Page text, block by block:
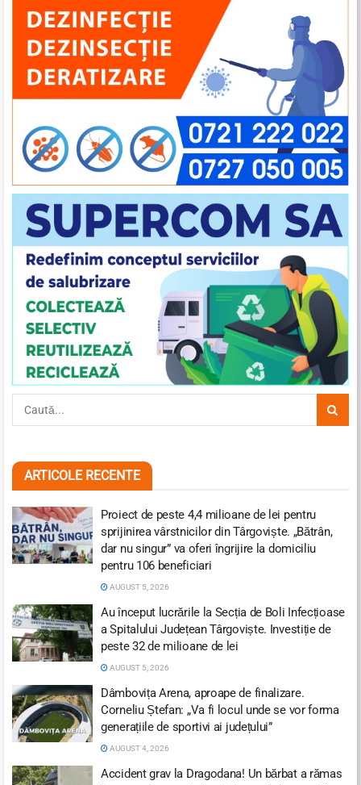
ARTICOLE RECENTE
Proiect de peste 4,4 milioane de lei pentru
sprijinirea vârstnicilor din Târgoviște. „Bătrân,
dar nu singur” va oferi îngrijire la domiciliu
pentru 106 beneficiari
AUGUST 5, 2026
Au început lucrările la Secția de Boli Infecțioase
a Spitalului Județean Târgoviște. Investiție de
peste 32 de milioane de lei
AUGUST 5, 2026
Dâmbovița Arena, aproape de finalizare.
Corneliu Ștefan: „Va fi locul unde se vor forma
generațiile de sportivi ai județului”
AUGUST 4, 2026
Accident grav la Dragodana! Un bărbat a rămas